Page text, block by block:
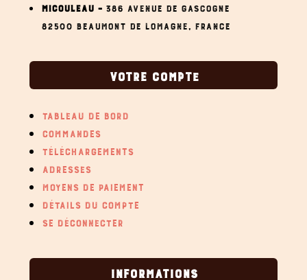
MICOULEAU – 386 AVENUE DE GASCOGNE
82500 BEAUMONT DE LOMAGNE, FRANCE
VOTRE COMPTE
TABLEAU DE BORD
COMMANDES
TÉLÉCHARGEMENTS
ADRESSES
MOYENS DE PAIEMENT
DÉTAILS DU COMPTE
SE DÉCONNECTER
INFORMATIONS